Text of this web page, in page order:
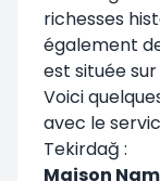
richesses
également
est située
Voici
avec le
Tekirdağ :
Maison